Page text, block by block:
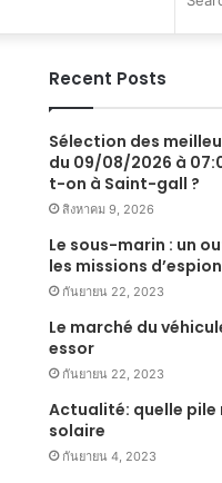
Recent Posts
Sélection des
du 09/08/2026 à
t-on à Saint-gall ?
สิงหาคม 9, 2026
Le sous-marin : un
les missions
กันยายน 22, 2023
Le marché du
essor
กันยายน 22, 2023
Actualité: quelle
solaire
กันยายน 4, 2023